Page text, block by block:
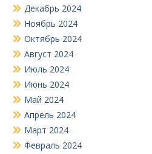
Декабрь 2024
Ноябрь 2024
Октябрь 2024
Август 2024
Июль 2024
Июнь 2024
Май 2024
Апрель 2024
Март 2024
Февраль 2024